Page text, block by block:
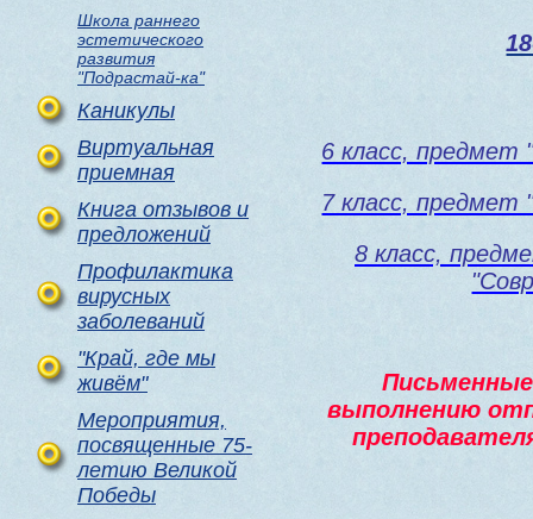
Школа раннего
эстетического
развития
"Подрастай-ка"
Каникулы
Виртуальная
приемная
Книга отзывов и
предложений
Профилактика
вирусных
заболеваний
"Край, где мы
живём"
Мероприятия,
посвященные 75-
летию Великой
Победы
6 класс, предмет
7 класс, предмет
8 класс,
выполнению